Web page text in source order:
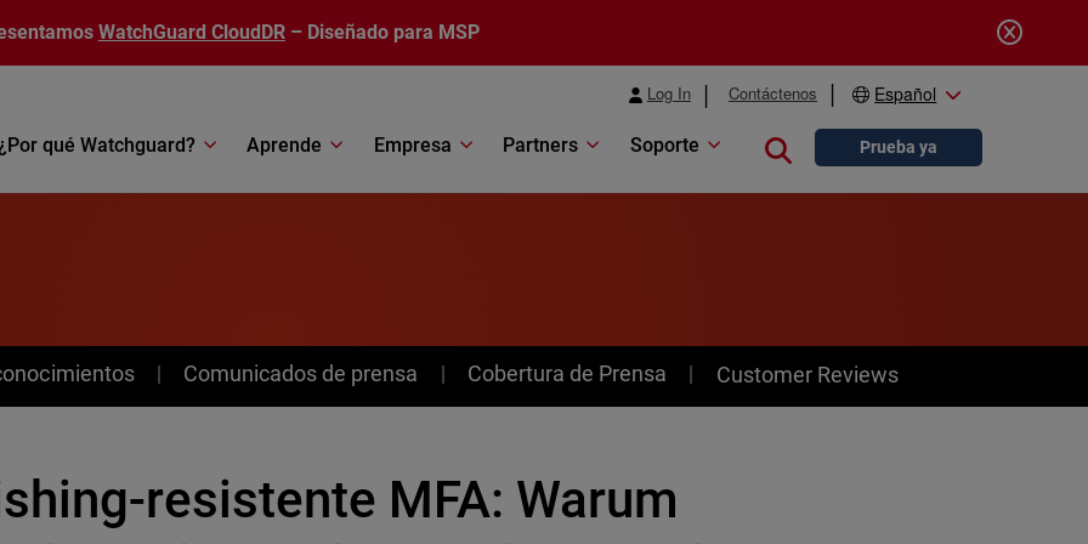
WatchGuard CloudDR – Diseñado para MSP
Log In Contáctenos Español
qué Watchguard? Aprende Empresa Partners Soporte Close searchPrueba ya
Comunicados de prensa Cobertura de Prensa Customer Reviews
resistente MFA: Warum